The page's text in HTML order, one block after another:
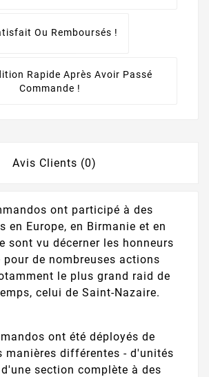
Ou Remboursés !
Rapide Après Avoir Passé
Commande !
Avis Clients (0)
ont participé à des
en Europe, en Birmanie et en
sont vu décerner les honneurs
pour de nombreuses actions
le plus grand raid de
celui de Saint-Nazaire.
ont été déployés de
manières différentes - d'unités
section complète à des